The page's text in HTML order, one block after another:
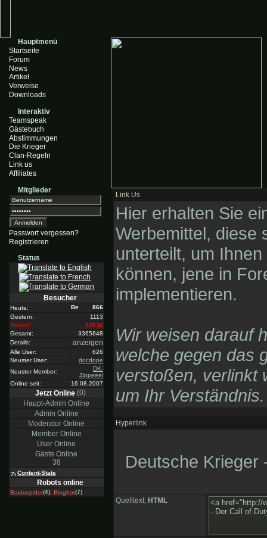
Hauptmenü
Startseite
Forum
News
Artikel
Verweise
Downloads
Interaktiv
Teamspeak
Gästebuch
Abstimmungen
Die Krieger
Clan-Regeln
Link us
Affiliates
Mitglieder
Passwort vergessen?
Registrieren
Status
Besucher
Heute:
866
Gestern:
1113
Rekord:
12836
Gesamt:
3365848
Details:
anzeigen
Alle User:
626
Neuster User:
docdope
Neuster Member:
DK-
Zippeeel
Online seit:
16.08.2007
Jetzt Online (0)
Haupt-Admin Online
Admin Online
Moderator Online
Member Online
User Online
Gäste Online
38
Content-Stats
Robots online
Baiduspider(4), Bingbot(7)
Link Us
Hier erhalten Sie
Werbemittel, diese
unterteilt, um
können, jene in
implementieren.
Wir weisen darauf
welche gegen das
verstoßen, verlinkt
um Ihr Verständnis.
Hyperlink
Deutsche Krieger
Quelltext, HTML